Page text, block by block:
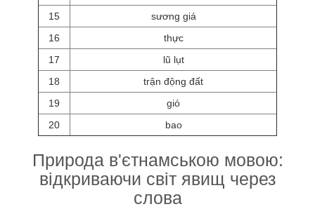
15
sương giá
16
thực
17
lũ lụt
18
trận động đất
19
gió
20
bao
Природа в'єтнамською мовою:
відкриваючи світ явищ через
слова